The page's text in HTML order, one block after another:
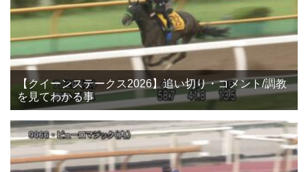
【クイーンステークス2026】追い切り・コメント/調教
を見てわかる事